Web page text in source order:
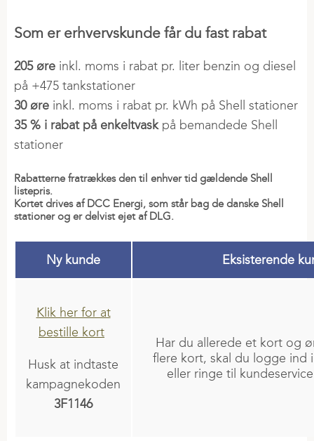
Tilskudsfoder
VF-Mix | Konc
KVÆG
Fodersortiment
Grovfoder
Grundrationsblandinger
Robotblandinger
Mineraler
Nyheder
Æglæggende høner
Efterafgrøder
Græsfrø
Vintersæd
Vårsæd
Majs
PLANTEVÆRN
Biostimulanter
Køb Planteværn »
Regler / generel info »
GØDNING
SDS granuleret gødning
Jordbrugskalk
Sortiment flydende gødning
Malkekøer
Kalvefoder
Grovfoder og ensileringsmidler
FJERKRÆFODER
Æglæggere
Hønekyllinger og slagtefjerkræ
PLANTEAVL
Gødning
Kornindlevering
INFO OG NYHEDER
Ny i økologi
Produktion og sporbarhed
Erhvervskort
Ladeboks
Solceller og batteri
Fyringsolie
Naturgas
Træpiller
RETAIL
FarmPack
Forsikringer
Equsana
Land og Fritid
Soja
DEI
Sikkerhed og Trivsel
PARTNERE OG PROJEKTER
Insektprotein
Produkt X
Grøn brint
E-mobilitet
Medlemskaber
Klimadeklarerede råvarer
Ledelse
Repræsentantskab
Salg og Kunderelation
Bliv medejer
Lokationer
FORRETNINGEN
Housing
INVESTOR
Årsrapporter
CSR-politik
Strategi
KUNDECENTER
SALGSKONSULENTER
Gris
Kvæg
Fjerkræ
Marken
Økologi
Energi
Som er erhvervskunde får du fast rabat
205 øre inkl. moms i rabat pr. liter benzin og diesel
på +475 tankstationer
30 øre inkl. moms i rabat pr. kWh på Shell stationer
35 % i rabat på enkeltvask på bemandede Shell
stationer
Rabatterne fratrækkes den til enhver tid gældende Shell
listepris.
Kortet drives af DCC Energi, som står bag de danske Shell
stationer og er delvist ejet af DLG.
Ny kunde Eksisterende
Klik her for at
bestille kort
Husk at indtaste
kampagnekoden
3F1146
Har du allerede et kort og
flere kort, skal du logge ind
eller ringe til